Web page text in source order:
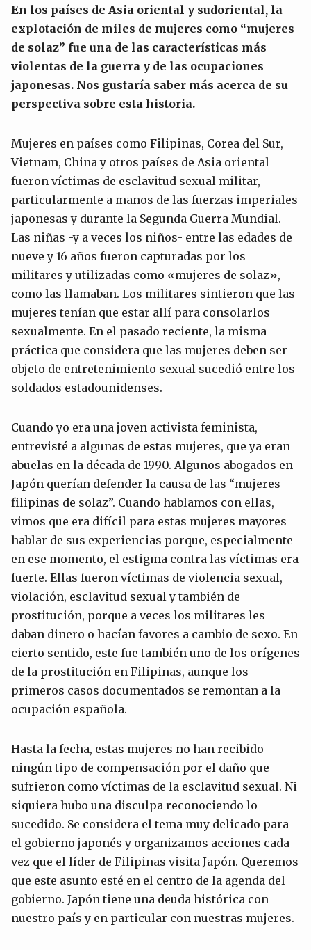
En los países de Asia oriental y sudoriental, la
explotación de miles de mujeres como “mujeres
de solaz” fue una de las características más
violentas de la guerra y de las ocupaciones
japonesas. Nos gustaría saber más acerca de su
perspectiva sobre esta historia.
Mujeres en países como Filipinas, Corea del Sur,
Vietnam, China y otros países de Asia oriental
fueron víctimas de esclavitud sexual militar,
particularmente a manos de las fuerzas imperiales
japonesas y durante la Segunda Guerra Mundial.
Las niñas -y a veces los niños- entre las edades de
nueve y 16 años fueron capturadas por los
militares y utilizadas como «mujeres de solaz»,
como las llamaban. Los militares sintieron que las
mujeres tenían que estar allí para consolarlos
sexualmente. En el pasado reciente, la misma
práctica que considera que las mujeres deben ser
objeto de entretenimiento sexual sucedió entre los
soldados estadounidenses.
Cuando yo era una joven activista feminista,
entrevisté a algunas de estas mujeres, que ya eran
abuelas en la década de 1990. Algunos abogados en
Japón querían defender la causa de las “mujeres
filipinas de solaz”. Cuando hablamos con ellas,
vimos que era difícil para estas mujeres mayores
hablar de sus experiencias porque, especialmente
en ese momento, el estigma contra las víctimas era
fuerte. Ellas fueron víctimas de violencia sexual,
violación, esclavitud sexual y también de
prostitución, porque a veces los militares les
daban dinero o hacían favores a cambio de sexo. En
cierto sentido, este fue también uno de los orígenes
de la prostitución en Filipinas, aunque los
primeros casos documentados se remontan a la
ocupación española.
Hasta la fecha, estas mujeres no han recibido
ningún tipo de compensación por el daño que
sufrieron como víctimas de la esclavitud sexual. Ni
siquiera hubo una disculpa reconociendo lo
sucedido. Se considera el tema muy delicado para
el gobierno japonés y organizamos acciones cada
vez que el líder de Filipinas visita Japón. Queremos
que este asunto esté en el centro de la agenda del
gobierno. Japón tiene una deuda histórica con
nuestro país y en particular con nuestras mujeres.